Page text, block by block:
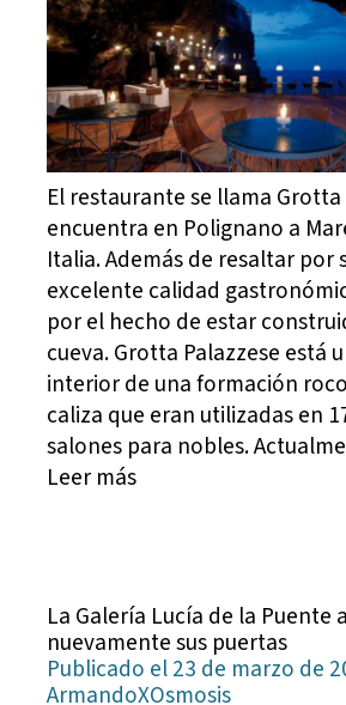
El restaurante se llama Grotta
encuentra en Polignano a
Italia. Además de resaltar por
excelente calidad
por el hecho de estar
cueva. Grotta Palazzese está
interior de una formación
caliza que eran utilizadas en
salones para nobles.
Leer más
La Galería Lucía de la Puente
nuevamente sus puertas
Publicado el 23 de marzo de
ArmandoXOsmosis